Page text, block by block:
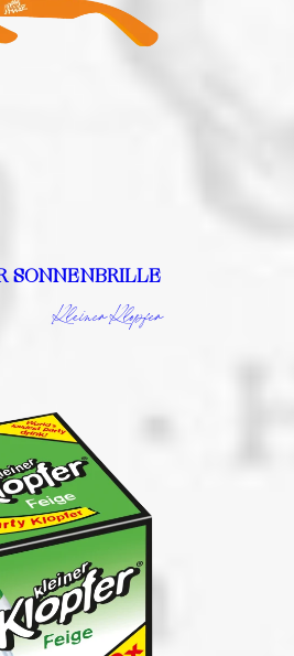
SONNENBRILLE
Kleiner Klopfer